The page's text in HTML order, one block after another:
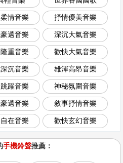
情音樂 抒情優美音樂
邁音樂 深沉大氣音樂
重音樂 歡快大氣音樂
沉音樂 雄渾高昂音樂
躍音樂 神秘氛圍音樂
邁音樂 敘事抒情音樂
在音樂 歡快玄幻音樂
手機鈴聲推薦：